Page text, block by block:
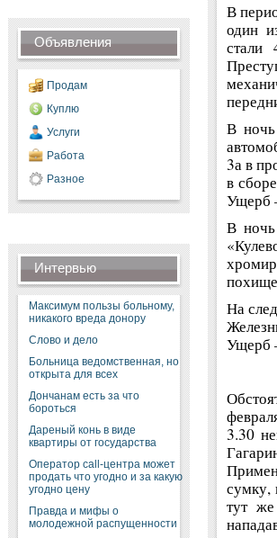
Объявления
Продам
Куплю
Услуги
Работа
Разное
Интервью
Максимум пользы больному,
никакого вреда донору
Слово и дело
Больница ведомственная, но
открыта для всех
Дончанам есть за что
бороться
Дареный конь в виде
квартиры от государства
Оператор call-центра может
продать что угодно и за какую
угодно цену
Правда и мифы о
молодежной распущенности
В
один
стали
В
3а в
в
Ущерб
В
На
Ущерб
3.30
сумку,
тут